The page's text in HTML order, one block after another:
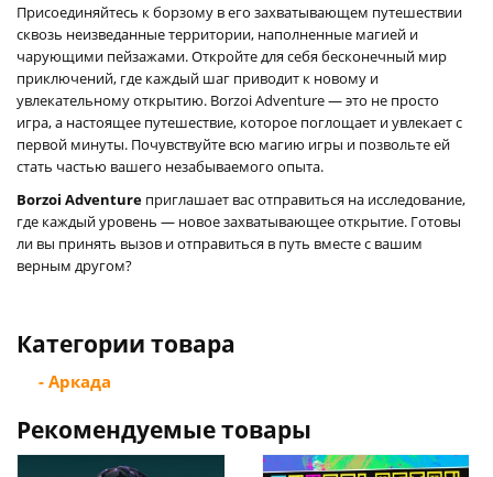
Присоединяйтесь к борзому в его захватывающем путешествии
сквозь неизведанные территории, наполненные магией и
чарующими пейзажами. Откройте для себя бесконечный мир
приключений, где каждый шаг приводит к новому и
увлекательному открытию. Borzoi Adventure — это не просто
игра, а настоящее путешествие, которое поглощает и увлекает с
первой минуты. Почувствуйте всю магию игры и позвольте ей
стать частью вашего незабываемого опыта.
Borzoi Adventure приглашает вас отправиться на исследование,
где каждый уровень — новое захватывающее открытие. Готовы
ли вы принять вызов и отправиться в путь вместе с вашим
верным другом?
Категории товара
- Аркада
Рекомендуемые товары